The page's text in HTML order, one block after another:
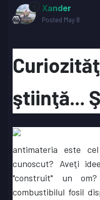
Xander
Posted May 8
ştiinţă...
antimateria este
cunoscut? Aveţi
"construit" un
combustibilul fosil